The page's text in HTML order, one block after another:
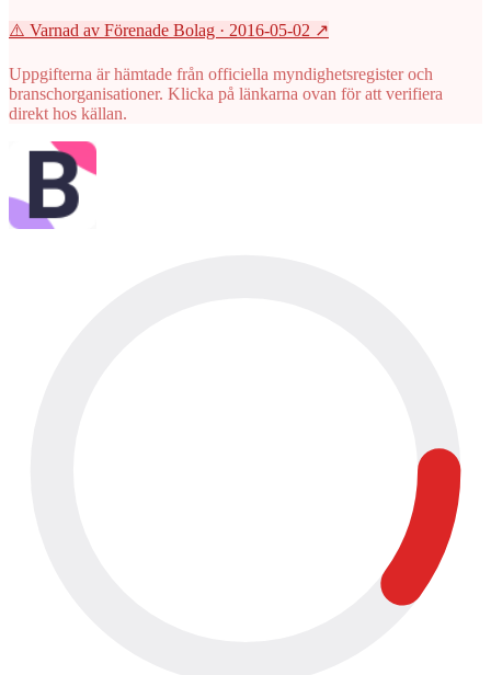
⚠️ Varnad av Förenade Bolag · 2016-05-02 ↗
Uppgifterna är hämtade från officiella myndighetsregister och
branschorganisationer. Klicka på länkarna ovan för att verifiera
direkt hos källan.